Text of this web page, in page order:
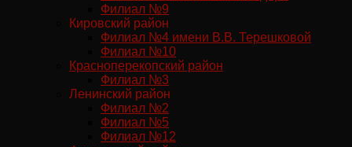
Филиал №9
Кировский район
Филиал №4 имени В.В. Терешковой
Филиал №10
Красноперекопский район
Филиал №3
Ленинский район
Филиал №2
Филиал №5
Филиал №12